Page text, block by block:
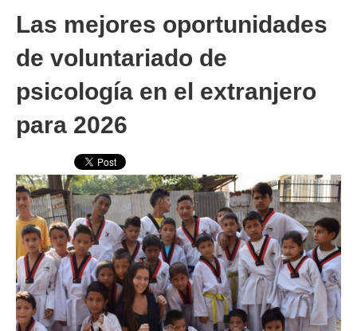
Las mejores oportunidades
de voluntariado de
psicología en el extranjero
para 2026